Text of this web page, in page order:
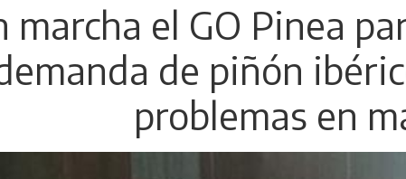
marcha el GO Pinea
de piñón
problemas en